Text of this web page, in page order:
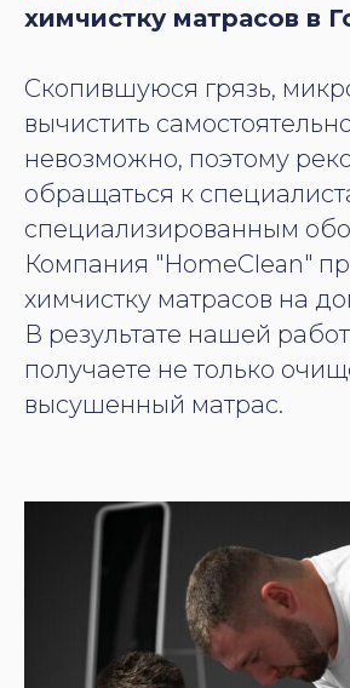
химчистку матрасов в
Скопившуюся грязь,
вычистить
невозможно, поэтому
обращаться к
специализированным
Компания "HomeClean"
химчистку матрасов на
В результате нашей
получаете не только
высушенный матрас.